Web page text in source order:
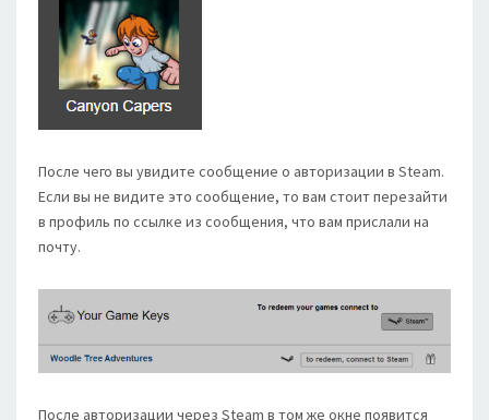
После чего вы увидите сообщение о авторизации в Steam.
Если вы не видите это сообщение, то вам стоит перезайти
в профиль по ссылке из сообщения, что вам прислали на
почту.
После авторизации через Steam в том же окне появится